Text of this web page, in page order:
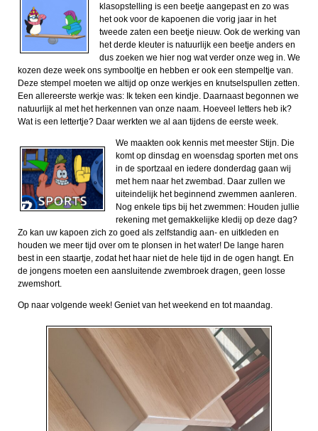
klasopstelling is een beetje aangepast en zo was
het ook voor de kapoenen die vorig jaar in het
tweede zaten een beetje nieuw. Ook de werking van
het derde kleuter is natuurlijk een beetje anders en
dus zoeken we hier nog wat verder onze weg in. We
kozen deze week ons symbooltje en hebben er ook een stempeltje van.
Deze stempel moeten we altijd op onze werkjes en knutselspullen zetten.
Een allereerste werkje was: Ik teken een kindje. Daarnaast begonnen we
natuurlijk al met het herkennen van onze naam. Hoeveel letters heb ik?
Wat is een lettertje? Daar werkten we al aan tijdens de eerste week.
We maakten ook kennis met meester Stijn. Die
komt op dinsdag en woensdag sporten met ons
in de sportzaal en iedere donderdag gaan wij
met hem naar het zwembad. Daar zullen we
uiteindelijk het beginnend zwemmen aanleren.
Nog enkele tips bij het zwemmen: Houden jullie
rekening met gemakkelijke kledij op deze dag?
Zo kan uw kapoen zich zo goed als zelfstandig aan- en uitkleden en
houden we meer tijd over om te plonsen in het water! De lange haren
best in een staartje, zodat het haar niet de hele tijd in de ogen hangt. En
de jongens moeten een aansluitende zwembroek dragen, geen losse
zwemshort.
Op naar volgende week! Geniet van het weekend en tot maandag.